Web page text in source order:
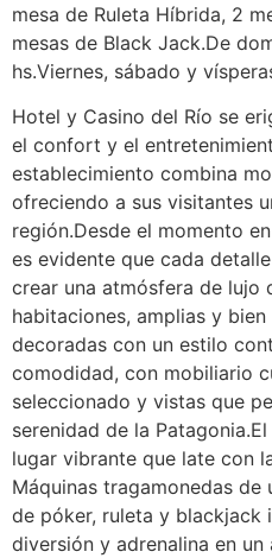
mesa de Ruleta Híbrida, 2
mesas de Black Jack.De
hs.Viernes, sábado y
Hotel y Casino del Río se
el confort y el
establecimiento combina
ofreciendo a sus visitantes
región.Desde el momento
es evidente que cada
crear una atmósfera de lujo
habitaciones, amplias y
decoradas con un estilo
comodidad, con mobiliario
seleccionado y vistas que
serenidad de la
lugar vibrante que late con
Máquinas tragamonedas de
de póker, ruleta y blackjack
diversión y adrenalina en